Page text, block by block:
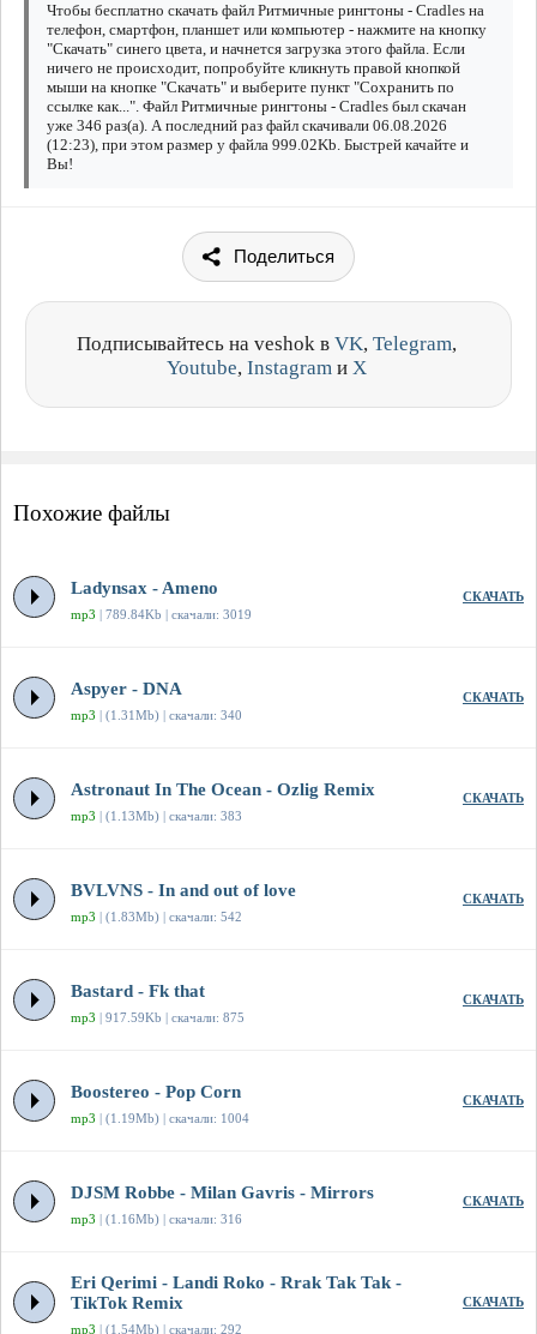
Чтобы бесплатно скачать файл Ритмичные рингтоны - Cradles на
телефон, смартфон, планшет или компьютер - нажмите на кнопку
"Скачать" синего цвета, и начнется загрузка этого файла. Если
ничего не происходит, попробуйте кликнуть правой кнопкой
мыши на кнопке "Скачать" и выберите пункт "Сохранить по
ссылке как...". Файл Ритмичные рингтоны - Cradles был скачан
уже 346 раз(а). А последний раз файл скачивали 06.08.2026
(12:23), при этом размер у файла 999.02Kb. Быстрей качайте и
Вы!
Поделиться
Подписывайтесь на veshok в VK, Telegram,
Youtube, Instagram и X
Похожие файлы
Ladynsax - Ameno
mp3 | 789.84Kb | скачали: 3019
СКАЧАТЬ
Aspyer - DNA
mp3 | (1.31Mb) | скачали: 340
СКАЧАТЬ
Astronaut In The Ocean - Ozlig Remix
mp3 | (1.13Mb) | скачали: 383
СКАЧАТЬ
BVLVNS - In and out of love
mp3 | (1.83Mb) | скачали: 542
СКАЧАТЬ
Bastard - Fk that
mp3 | 917.59Kb | скачали: 875
СКАЧАТЬ
Boostereo - Pop Corn
mp3 | (1.19Mb) | скачали: 1004
СКАЧАТЬ
DJSM Robbe - Milan Gavris - Mirrors
mp3 | (1.16Mb) | скачали: 316
СКАЧАТЬ
Eri Qerimi - Landi Roko - Rrak Tak Tak -
TikTok Remix
mp3 | (1.54Mb) | скачали: 292
СКАЧАТЬ